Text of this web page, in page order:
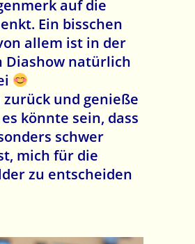
auf die
Ein bisschen
allem ist in der
Diashow natürlich
zurück und genieße
könnte sein, dass
schwer
mich für die
zu entscheiden